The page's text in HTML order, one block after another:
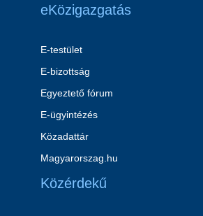
eKözigazgatás
E-testület
E-bizottság
Egyeztető fórum
E-ügyintézés
Közadattár
Magyarorszag.hu
Közérdekű